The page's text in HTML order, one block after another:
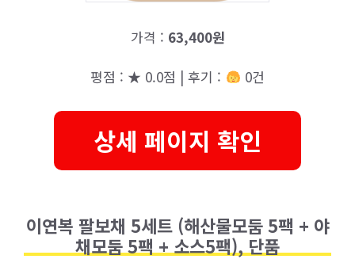
가격 : 63,400원
평점 : ★ 0.0점 | 후기 : 0건
상세 페이지 확인
이연복 팔보채 5세트 (해산물모둠 5팩 + 야
채모둠 5팩 + 소스5팩), 단품